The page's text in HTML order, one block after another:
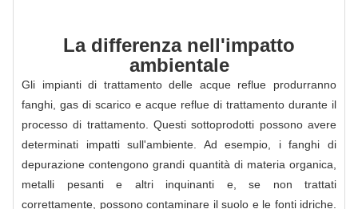
La differenza nell'impatto
ambientale
Gli impianti di trattamento delle acque reflue produrranno
fanghi, gas di scarico e acque reflue di trattamento durante il
processo di trattamento. Questi sottoprodotti possono avere
determinati impatti sull'ambiente. Ad esempio, i fanghi di
depurazione contengono grandi quantità di materia organica,
metalli pesanti e altri inquinanti e, se non trattati
correttamente, possono contaminare il suolo e le fonti idriche.